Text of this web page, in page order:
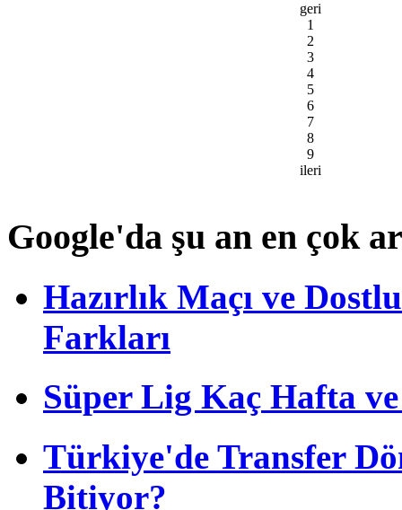
geri
1
2
3
4
5
6
7
8
9
ileri
Google'da şu an en çok
Hazırlık Maçı ve
Farkları
Süper Lig Kaç Hafta
Türkiye'de Transfer
Bitiyor?